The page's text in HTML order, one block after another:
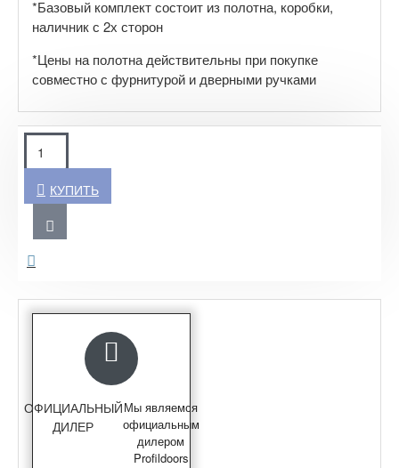
*Базовый комплект состоит из полотна, коробки,
наличник с 2х сторон
*Цены на полотна действительны при покупке
совместно с фурнитурой и дверными ручками
КУПИТЬ
ОФИЦИАЛЬНЫЙ
ДИЛЕР
Мы являемся
официальным
дилером
Profildoors